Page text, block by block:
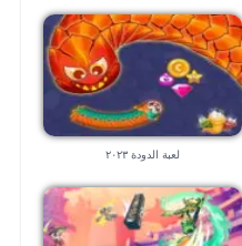
لعبة الدودة ٢٠٢٣